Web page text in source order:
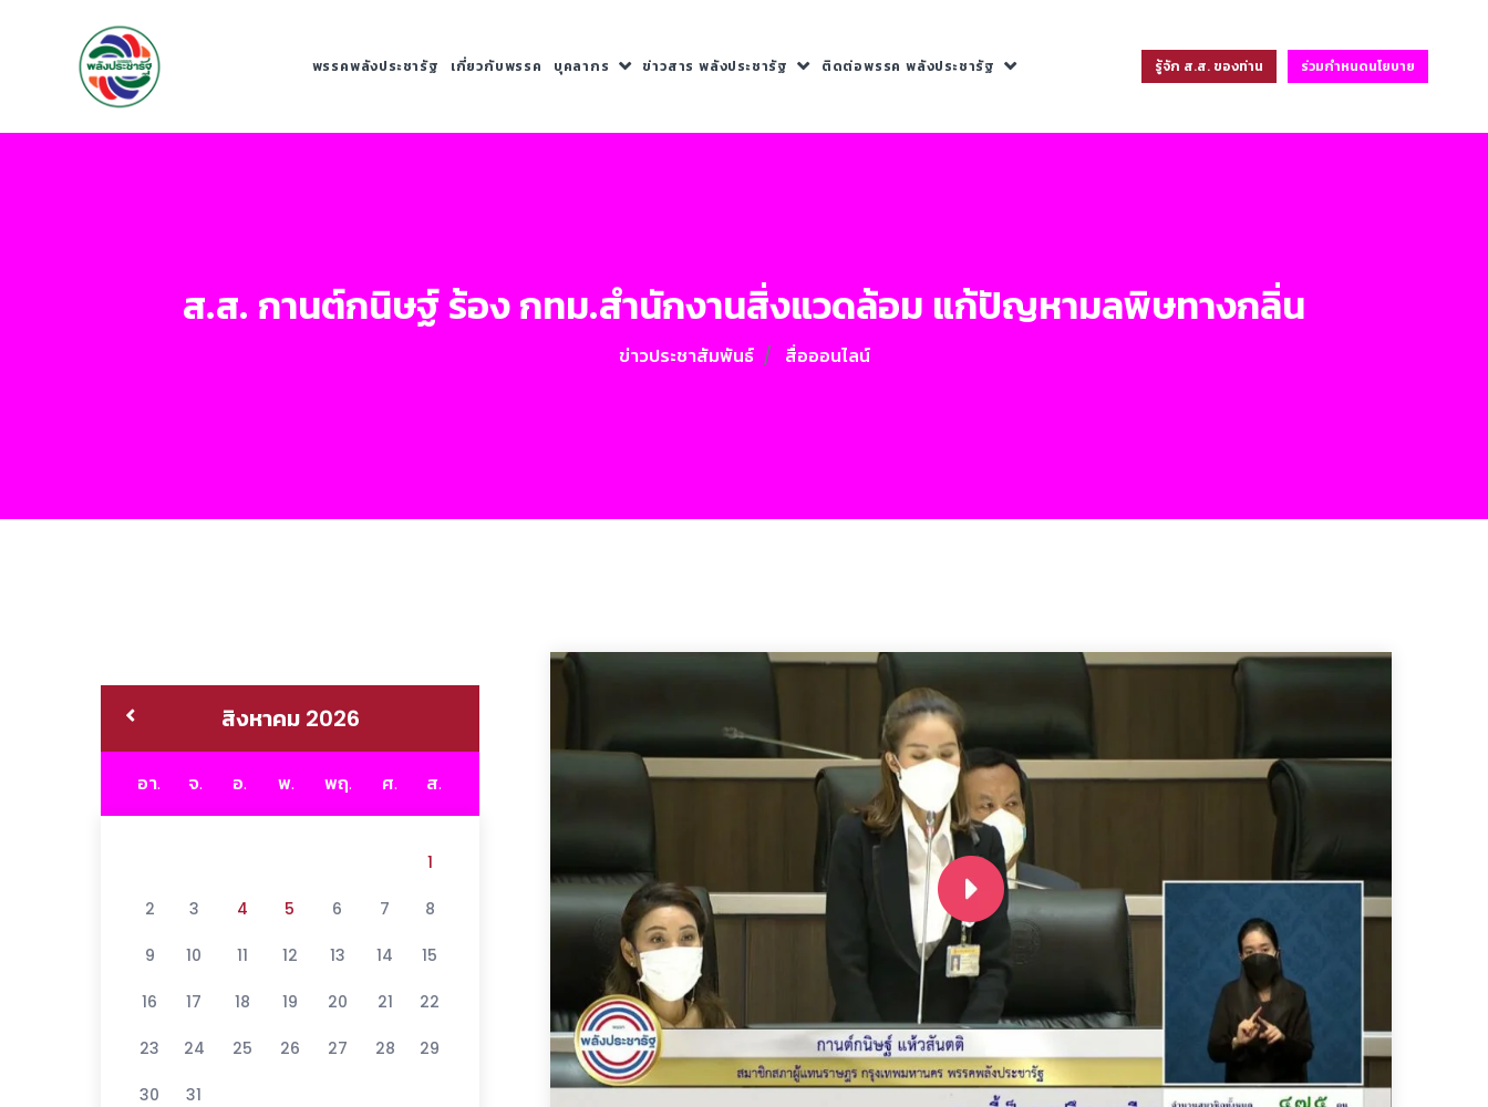
พรรคพลังประชารัฐ เกี่ยวกับพรรค บุคลากร ข่าวสาร พลังประชารัฐ ติดต่อพรรค พลังประชารัฐ รู้จัก ส.ส. ของท่าน ร่วมกำหนดนโยบาย
ส.ส. กานต์กนิษฐ์ ร้อง กทม.สำนักงานสิ่งแวดล้อม แก้ปัญหามลพิษทางกลิ่น
ข่าวประชาสัมพันธ์ สื่อออนไลน์
สิงหาคม 2026
อา. จ. อ. พ. พฤ. ศ. ส.
1
2 3 4 5 6 7 8
9 10 11 12 13 14 15
16 17 18 19 20 21 22
23 24 25 26 27 28 29
30 31